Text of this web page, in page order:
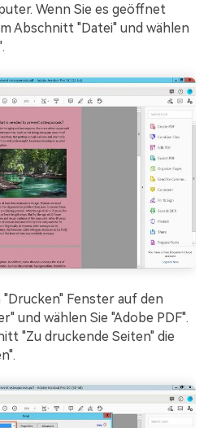
Wenn Sie es geöffnet
Abschnitt "Datei" und wählen
"Drucken" Fenster auf den
und wählen Sie "Adobe PDF".
"Zu druckende Seiten" die